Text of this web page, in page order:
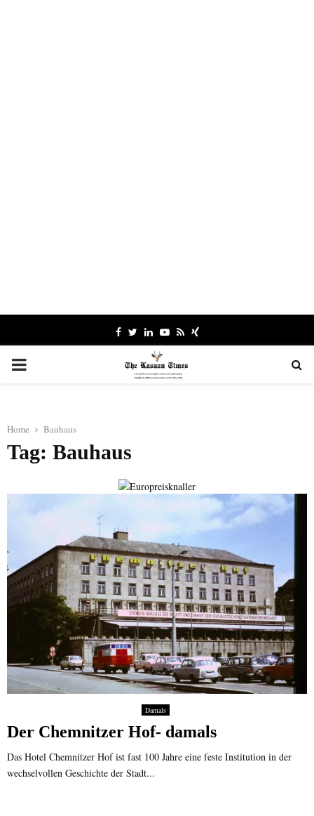
Facebook
TwitterLinkedinYoutube
RssXing
PRIMARY
Home Bauhaus
Tag: Bauhaus
Damals
Der Chemnitzer Hof- damals
Das Hotel Chemnitzer Hof ist fast 100 Jahre eine feste Institution in der
wechselvollen Geschichte der Stadt...